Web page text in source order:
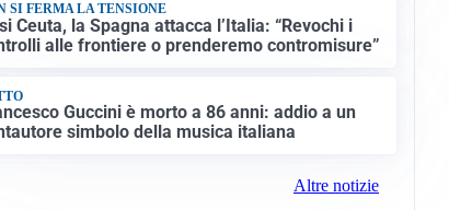
SI FERMA LA TENSIONE
Ceuta, la Spagna attacca l’Italia: “Revochi i
alle frontiere o prenderemo contromisure”
Guccini è morto a 86 anni: addio a un
simbolo della musica italiana
Altre notizie